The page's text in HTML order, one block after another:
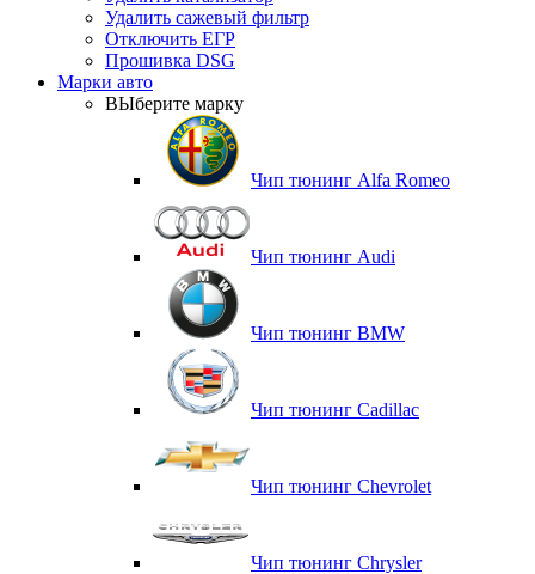
Удалить сажевый фильтр
Отключить ЕГР
Прошивка DSG
Марки авто
ВЫберите марку
Чип тюнинг Alfa Romeo
Чип тюнинг Audi
Чип тюнинг BMW
Чип тюнинг Cadillac
Чип тюнинг Chevrolet
Чип тюнинг Chrysler